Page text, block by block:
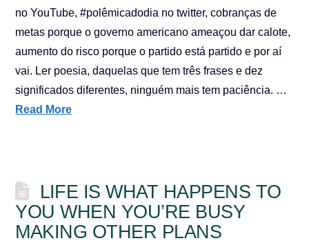
no YouTube, #polêmicadodia no twitter, cobranças de
metas porque o governo americano ameaçou dar calote,
aumento do risco porque o partido está partido e por aí
vai. Ler poesia, daquelas que tem três frases e dez
significados diferentes, ninguém mais tem paciência. …
Read More
LIFE IS WHAT HAPPENS TO
YOU WHEN YOU’RE BUSY
MAKING OTHER PLANS